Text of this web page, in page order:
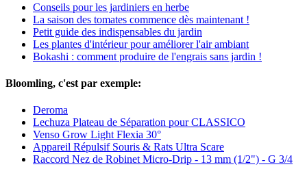
Conseils pour les jardiniers en herbe
La saison des tomates commence dès maintenant !
Petit guide des indispensables du jardin
Les plantes d'intérieur pour améliorer l'air ambiant
Bokashi : comment produire de l'engrais sans jardin !
Bloomling, c'est par exemple:
Deroma
Lechuza Plateau de Séparation pour CLASSICO
Venso Grow Light Flexia 30°
Appareil Répulsif Souris & Rats Ultra Scare
Raccord Nez de Robinet Micro-Drip - 13 mm (1/2") - G 3/4